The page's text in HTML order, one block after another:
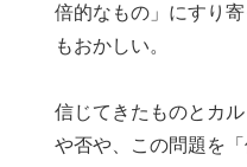
倍的なもの」にすり
もおかしい。
信じてきたものとカ
や否や、この問題を